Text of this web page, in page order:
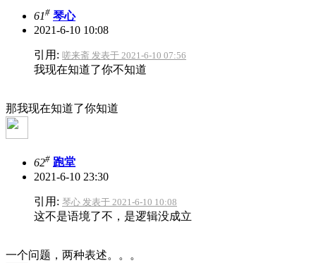
61# 琴心
2021-6-10 10:08
引用: 嗟来斋 发表于 2021-6-10 07:56
我现在知道了你不知道
那我现在知道了你知道
62# 跑堂
2021-6-10 23:30
引用: 琴心 发表于 2021-6-10 10:08
这不是语境了不，是逻辑没成立
一个问题，两种表述。。。